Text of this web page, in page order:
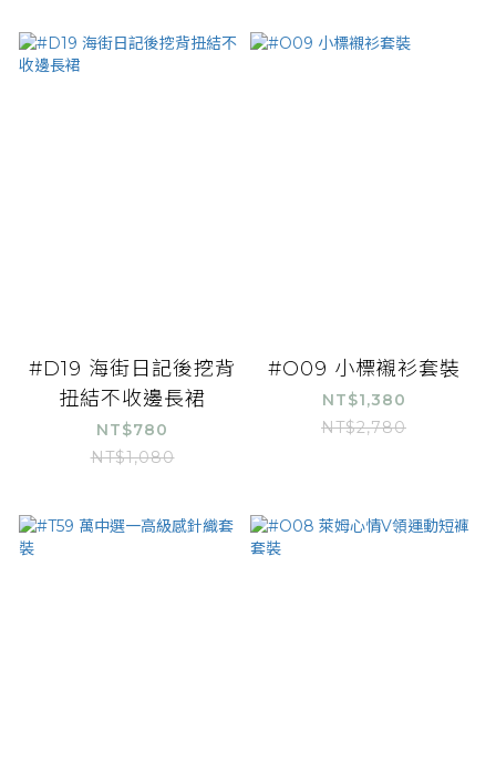
#D19 海街日記後挖背
扭結不收邊長裙
NT$780
NT$1,080
#O09 小標襯衫套裝
NT$1,380
NT$2,780